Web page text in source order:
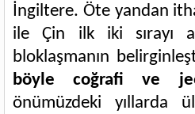
İngiltere. Öte yandan
ile Çin ilk iki sırayı
bloklaşmanın
böyle coğrafi ve
önümüzdeki yıllarda